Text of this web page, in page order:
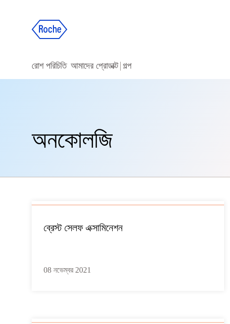
রোশ পরিচিতি আমাদের প্রোডাক্ট গল্প
অনকোলজি
ব্রেস্ট সেলফ এক্সামিনেশন
08 নভেম্বর 2021